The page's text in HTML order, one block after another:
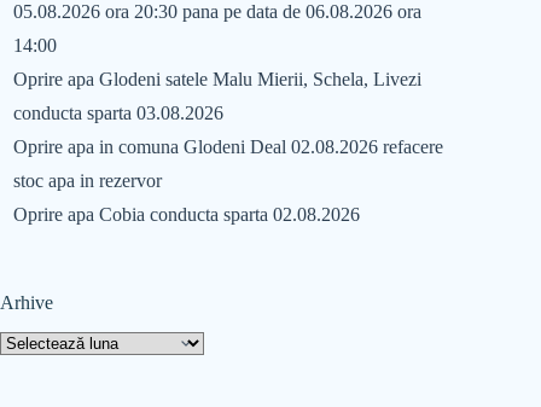
05.08.2026 ora 20:30 pana pe data de 06.08.2026 ora
14:00
Oprire apa Glodeni satele Malu Mierii, Schela, Livezi
conducta sparta 03.08.2026
Oprire apa in comuna Glodeni Deal 02.08.2026 refacere
stoc apa in rezervor
Oprire apa Cobia conducta sparta 02.08.2026
Arhive